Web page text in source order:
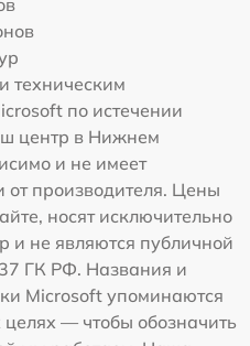
техническим
по истечении
центр в Нижнем
и не имеет
производителя. Цены
носят исключительно
и не являются публичной
ГК РФ. Названия и
Microsoft упоминаются
— чтобы обозначить